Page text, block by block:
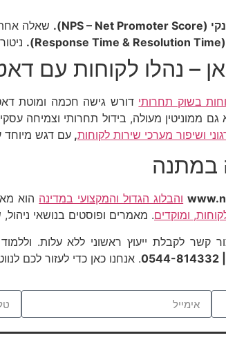
(NPS – Net Promoter Score).
שאלה אחת
(Response Time & Resolution Time).
– נהלו לקוחות עם
בשוק תחרותי דורש גישה חכמה ומוטת
גם ממוניטין מעולה, בידול תחרותי וצמיחה
ושיפור מערכי שירות לקוחות, עם דגש מיוחד
במתנה
והבלוג הגדול והמקצועי במדינה
ומוקדים. מאמרים ופוסטים בנושאי ניהול,
קשר לקבלת ייעוץ ראשוני ללא עלות.
. אנחנו כאן כדי לעזור לכם